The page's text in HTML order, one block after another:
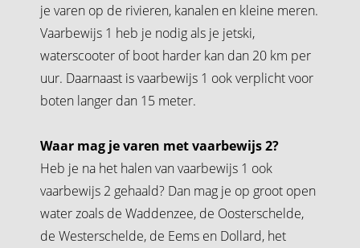
je varen op de rivieren, kanalen en kleine meren.
Vaarbewijs 1 heb je nodig als je jetski,
waterscooter of boot harder kan dan 20 km per
uur. Daarnaast is vaarbewijs 1 ook verplicht voor
boten langer dan 15 meter.
Waar mag je varen met vaarbewijs 2?
Heb je na het halen van vaarbewijs 1 ook
vaarbewijs 2 gehaald? Dan mag je op groot open
water zoals de Waddenzee, de Oosterschelde,
de Westerschelde, de Eems en Dollard, het